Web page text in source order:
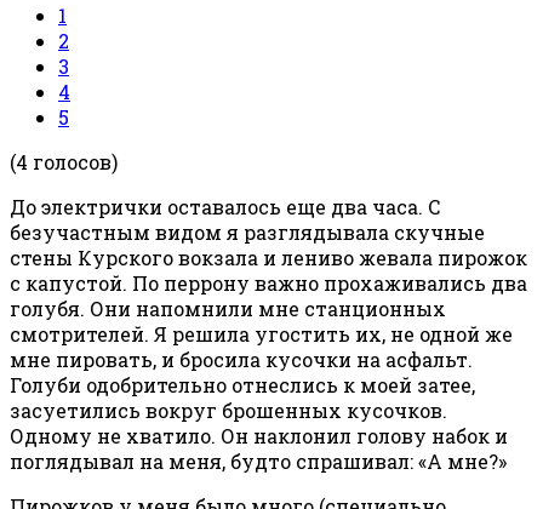
1
2
3
4
5
(4 голосов)
До электрички оставалось еще два часа. С
безучастным видом я разглядывала скучные
стены Курского вокзала и лениво жевала пирожок
с капустой. По перрону важно прохаживались два
голубя. Они напомнили мне станционных
смотрителей. Я решила угостить их, не одной же
мне пировать, и бросила кусочки на асфальт.
Голуби одобрительно отнеслись к моей затее,
засуетились вокруг брошенных кусочков.
Одному не хватило. Он наклонил голову набок и
поглядывал на меня, будто спрашивал: «А мне?»